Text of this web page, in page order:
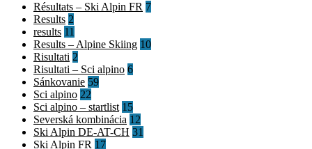
Résultats – Ski Alpin FR 7
Results 2
results 11
Results – Alpine Skiing 10
Risultati 2
Risultati – Sci alpino 6
Sánkovanie 59
Sci alpino 22
Sci alpino – startlist 15
Severská kombinácia 12
Ski Alpin DE-AT-CH 31
Ski Alpin FR 17